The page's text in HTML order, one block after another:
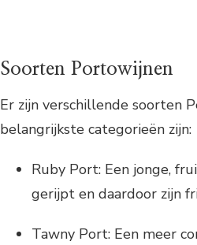
Soorten Portowijnen
Er zijn verschillende soorten
belangrijkste categorieën zijn:
Ruby Port: Een jonge,
gerijpt en daardoor zijn
Tawny Port: Een meer